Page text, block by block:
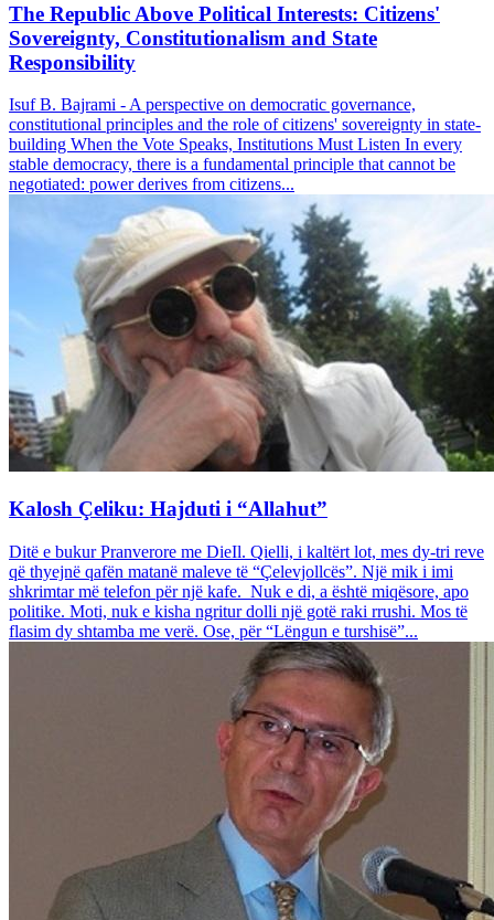
The Republic Above Political Interests: Citizens'
Sovereignty, Constitutionalism and State
Responsibility
Isuf B. Bajrami - A perspective on democratic governance,
constitutional principles and the role of citizens' sovereignty in state-
building When the Vote Speaks, Institutions Must Listen In every
stable democracy, there is a fundamental principle that cannot be
negotiated: power derives from citizens...
Kalosh Çeliku: Hajduti i “Allahut”
Ditë e bukur Pranverore me DieIl. Qielli, i kaltërt lot, mes dy-tri reve
që thyejnë qafën matanë maleve të “Çelevjollcës”. Një mik i imi
shkrimtar më telefon për një kafe. Nuk e di, a është miqësore, apo
politike. Moti, nuk e kisha ngritur dolli një gotë raki rrushi. Mos të
flasim dy shtamba me verë. Ose, për “Lëngun e turshisë”...